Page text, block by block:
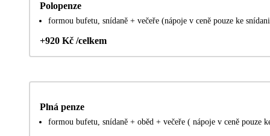
Polopenze
formou bufetu, snídaně + večeře (nápoje v ceně pouze ke
+920 Kč /celkem
Plná penze
formou bufetu, snídaně + oběd + večeře ( nápoje v ceně pouze